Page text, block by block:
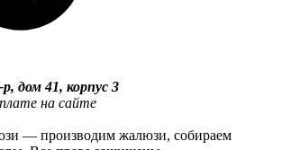
дом 41, корпус 3
на сайте
— производим жалюзи, собираем